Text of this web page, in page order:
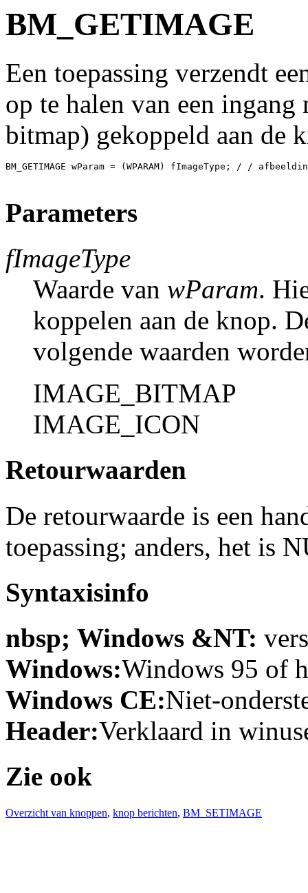
BM_GETIMAGE
Een toepassing verzendt
op te halen van een
bitmap) gekoppeld aan de
BM_GETIMAGE wParam = (WPARAM) fImageType;
Parameters
fImageType
Waarde van wParam.
koppelen aan de knop.
volgende waarden
IMAGE_BITMAP
IMAGE_ICON
Retourwaarden
De retourwaarde is een
toepassing; anders, het is
Syntaxisinfo
nbsp; Windows &NT:
Windows:Windows 95 of
Windows CE:Niet-
Header:Verklaard in
Zie ook
Overzicht van knoppen, knop berichten, BM_SETIMAGE